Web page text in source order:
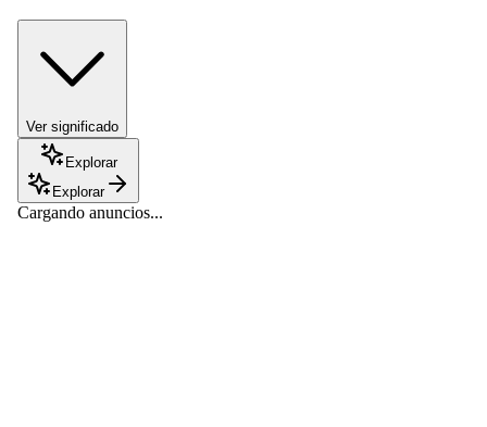
Ver significado
Explorar
Explorar
Cargando anuncios...